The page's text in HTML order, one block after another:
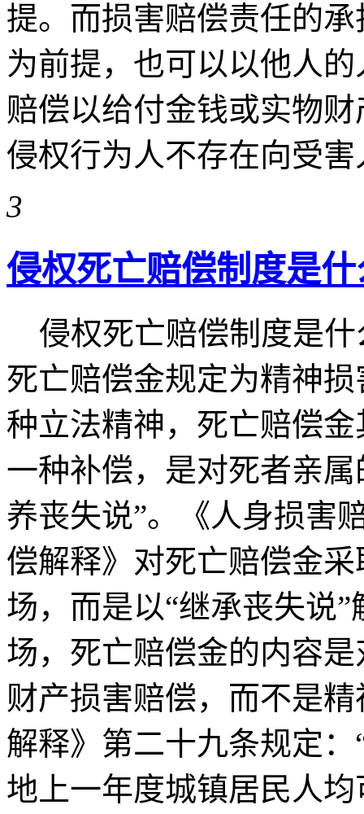
提。而损害赔偿责任的
为前提，也可以以他人
赔偿以给付金钱或实物
侵权行为人不存在向受
3
侵权死亡赔偿制度是
侵权死亡赔偿制度是什
死亡赔偿金规定为精神
种立法精神，死亡赔偿
一种补偿，是对死者亲
养丧失说”。《人身损害
偿解释》对死亡赔偿金
场，而是以“继承丧失说
场，死亡赔偿金的内容
财产损害赔偿，而不是
解释》第二十九条规定
地上一年度城镇居民人